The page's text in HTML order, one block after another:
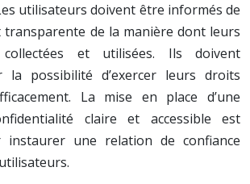
utilisateurs doivent être informés de
transparente de la manière dont leurs
et utilisées. Ils doivent
la possibilité d’exercer leurs droits
La mise en place d’une
claire et accessible est
instaurer une relation de confiance